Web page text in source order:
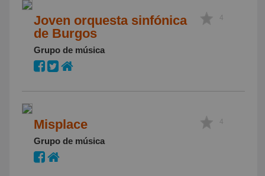
Joven orquesta sinfónica
de Burgos
Grupo de música
4
Misplace
Grupo de música
4